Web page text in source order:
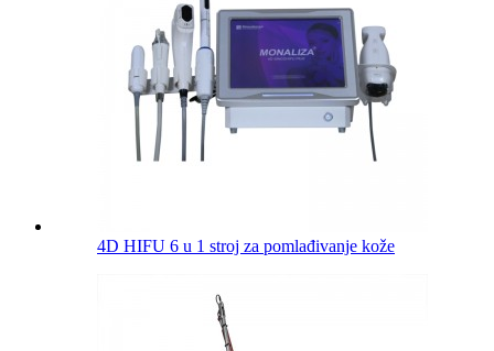
4D HIFU 6 u 1 stroj za pomlađivanje kože